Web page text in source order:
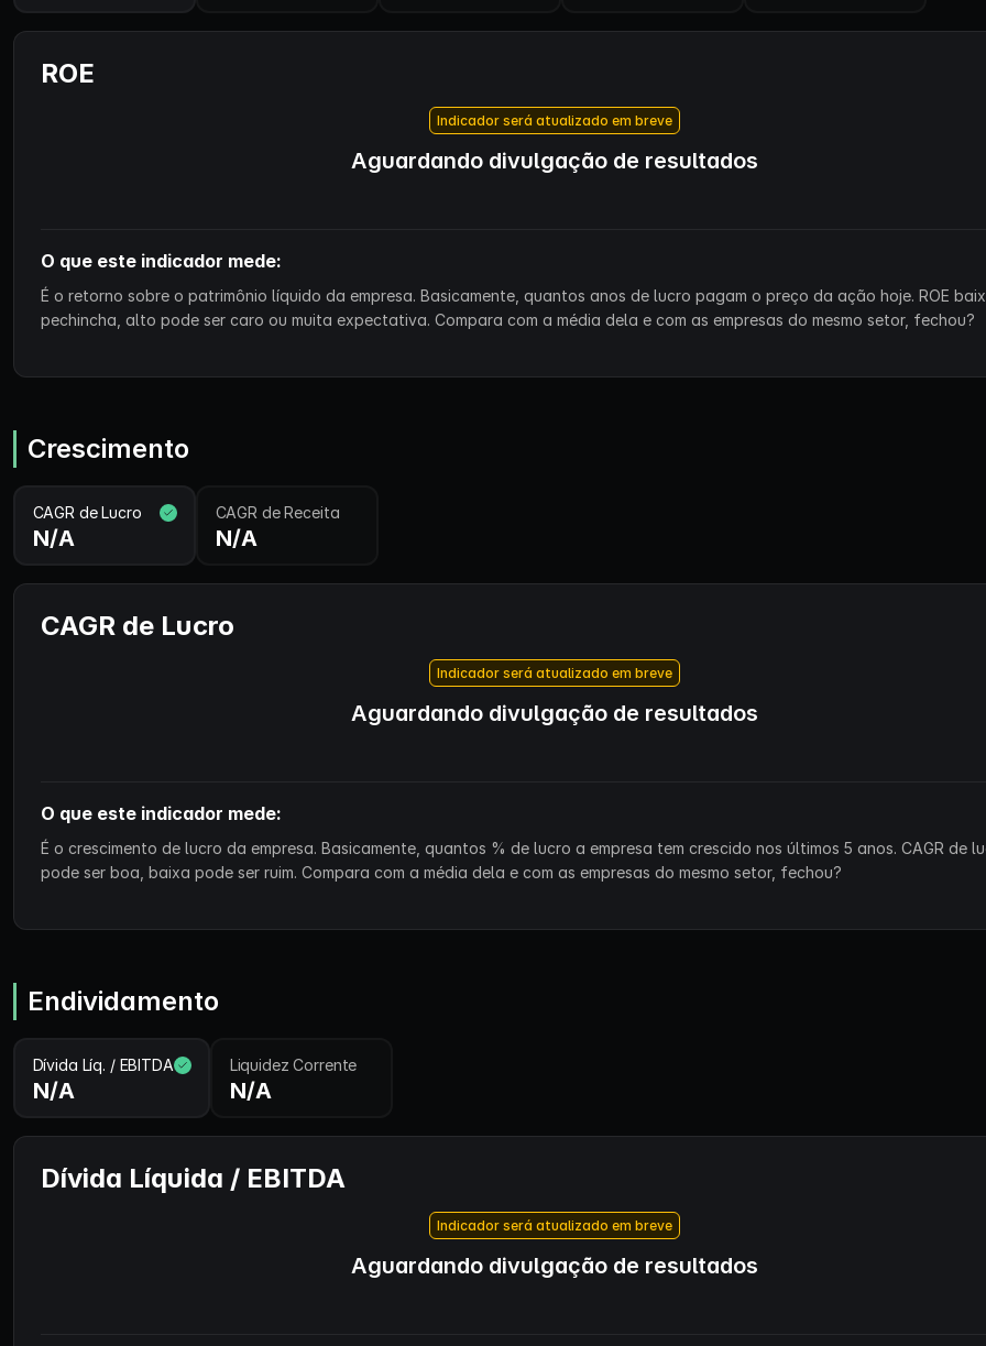
ROE
Indicador será atualizado em breve
Aguardando divulgação de resultados
O que este indicador mede:
É o retorno sobre o patrimônio líquido da empresa. Basicamente, quantos anos de lucro pagam o preço da ação hoje. ROE
pechincha, alto pode ser caro ou muita expectativa. Compara com a média dela e com as empresas do mesmo setor, fechou?
Crescimento
CAGR de Lucro
N/A
CAGR de Receita
N/A
CAGR de Lucro
Indicador será atualizado em breve
Aguardando divulgação de resultados
O que este indicador mede:
É o crescimento de lucro da empresa. Basicamente, quantos % de lucro a empresa tem crescido nos últimos 5 anos. CAGR de
pode ser boa, baixa pode ser ruim. Compara com a média dela e com as empresas do mesmo setor, fechou?
Endividamento
Dívida Líq. / EBITDA
N/A
Liquidez Corrente
N/A
Dívida Líquida / EBITDA
Indicador será atualizado em breve
Aguardando divulgação de resultados